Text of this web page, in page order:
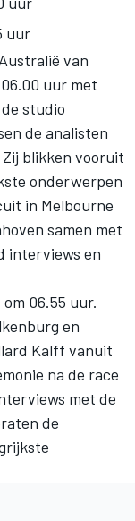
uur
van
uur met
studio
de analisten
Zij blikken vooruit
onderwerpen
in Melbourne
samen met
interviews en
06.55 uur.
en
Kalff vanuit
na de race
met de
de